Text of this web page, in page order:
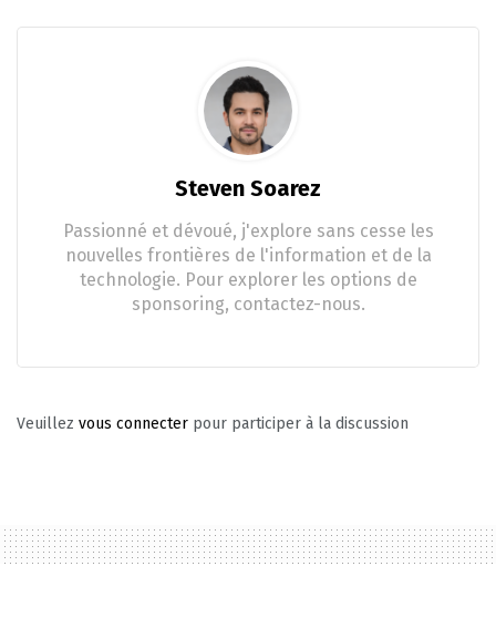
Steven Soarez
Passionné et dévoué, j'explore sans cesse les
nouvelles frontières de l'information et de la
technologie. Pour explorer les options de
sponsoring, contactez-nous.
Veuillez vous connecter pour participer à la discussion